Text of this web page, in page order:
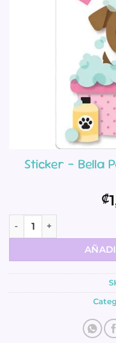
Sticker – Bella
₡
Sticker - Bella Pop -